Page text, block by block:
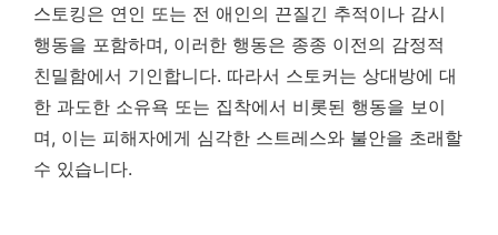
스토킹은 연인 또는 전 애인의 끈질긴 추적이나 감시
행동을 포함하며, 이러한 행동은 종종 이전의 감정적
친밀함에서 기인합니다. 따라서 스토커는 상대방에 대
한 과도한 소유욕 또는 집착에서 비롯된 행동을 보이
며, 이는 피해자에게 심각한 스트레스와 불안을 초래할
수 있습니다.